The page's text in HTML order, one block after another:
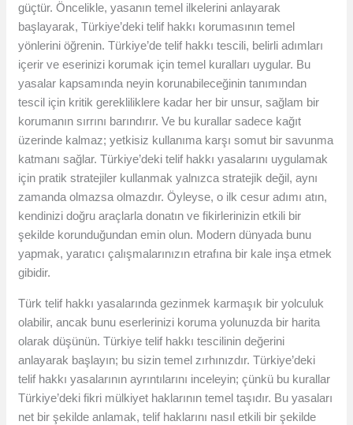
güçtür. Öncelikle, yasanın temel ilkelerini anlayarak
başlayarak, Türkiye’deki telif hakkı korumasının temel
yönlerini öğrenin. Türkiye’de telif hakkı tescili, belirli adımları
içerir ve eserinizi korumak için temel kuralları uygular. Bu
yasalar kapsamında neyin korunabileceğinin tanımından
tescil için kritik gerekliliklere kadar her bir unsur, sağlam bir
korumanın sırrını barındırır. Ve bu kurallar sadece kağıt
üzerinde kalmaz; yetkisiz kullanıma karşı somut bir savunma
katmanı sağlar. Türkiye’deki telif hakkı yasalarını uygulamak
için pratik stratejiler kullanmak yalnızca stratejik değil, aynı
zamanda olmazsa olmazdır. Öyleyse, o ilk cesur adımı atın,
kendinizi doğru araçlarla donatın ve fikirlerinizin etkili bir
şekilde korunduğundan emin olun. Modern dünyada bunu
yapmak, yaratıcı çalışmalarınızın etrafına bir kale inşa etmek
gibidir.
Türk telif hakkı yasalarında gezinmek karmaşık bir yolculuk
olabilir, ancak bunu eserlerinizi koruma yolunuzda bir harita
olarak düşünün. Türkiye telif hakkı tescilinin değerini
anlayarak başlayın; bu sizin temel zırhınızdır. Türkiye’deki
telif hakkı yasalarının ayrıntılarını inceleyin; çünkü bu kurallar
Türkiye’deki fikri mülkiyet haklarının temel taşıdır. Bu yasaları
net bir şekilde anlamak, telif haklarını nasıl etkili bir şekilde